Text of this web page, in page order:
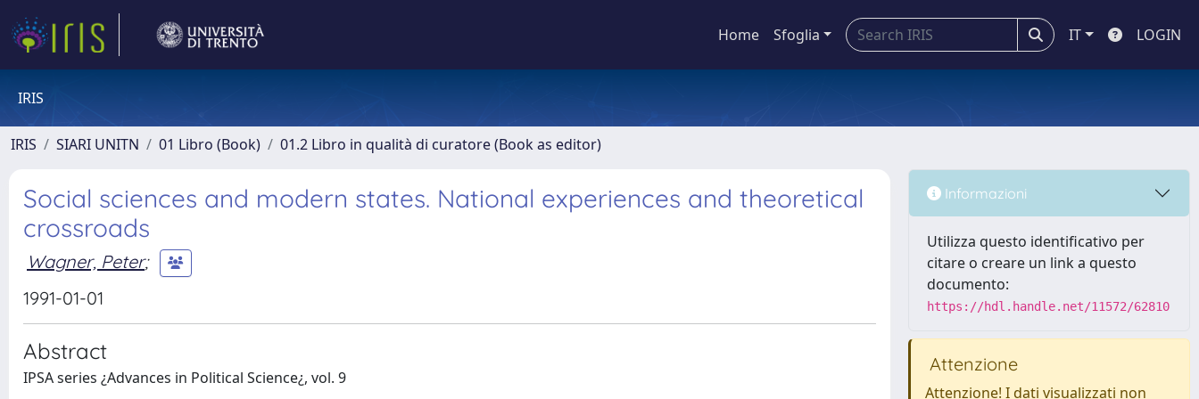
Home Sfoglia IT LOGIN
IRIS
IRIS SIARI UNITN 01 Libro (Book) 01.2 Libro in qualità di curatore (Book as editor)
Social sciences and modern states. National experiences and theoretical
crossroads
Wagner, Peter;
1991-01-01
Abstract
IPSA series ¿Advances in Political Science¿, vol. 9
Informazioni
Utilizza questo identificativo per
citare o creare un link a questo
documento:
https://hdl.handle.net/11572/62810
Attenzione
Attenzione! I dati visualizzati non